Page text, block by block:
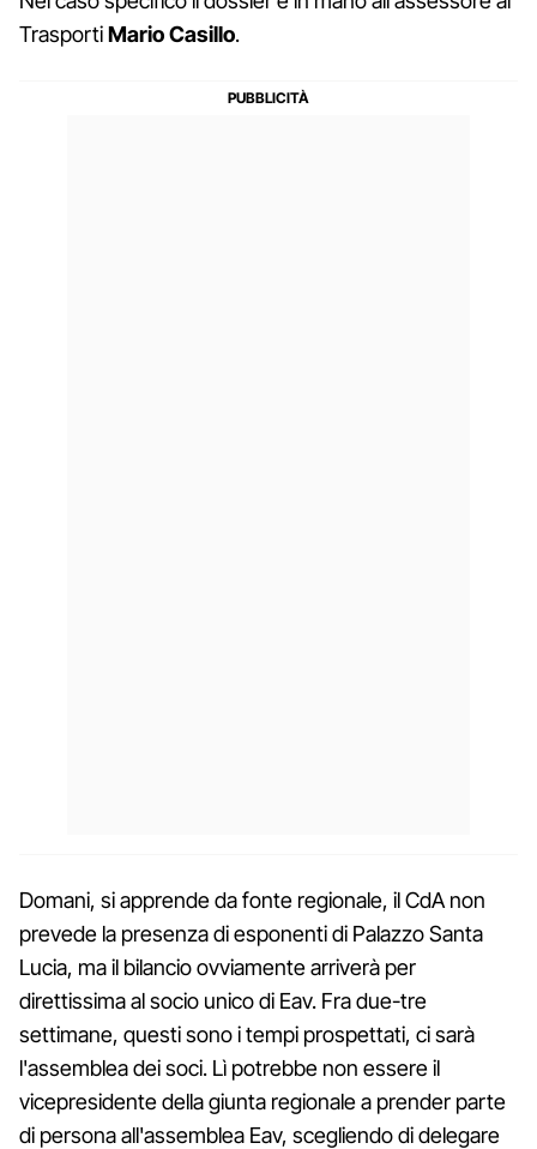
TrasportiMario Casillo.
Domani, si apprende da fonte regionale, il CdA non
prevede la presenza di esponenti di Palazzo Santa
Lucia, ma il bilancio ovviamente arriverà per
direttissima al socio unico di Eav. Fra due-tre
settimane, questi sono i tempi prospettati, ci sarà
l'assemblea dei soci. Lì potrebbe non essere il
vicepresidente della giunta regionale a prender parte
di persona all'assemblea Eav, scegliendo di delegare